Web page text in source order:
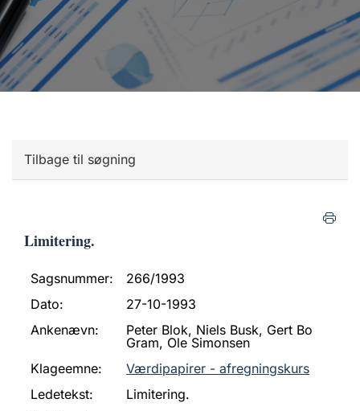
Tilbage til søgning
Limitering.
Sagsnummer:
266/1993
Dato:
27-10-1993
Ankenævn:
Peter Blok, Niels Busk, Gert Bo
Gram, Ole Simonsen
Klageemne:
Værdipapirer - afregningskurs
Ledetekst:
Limitering.